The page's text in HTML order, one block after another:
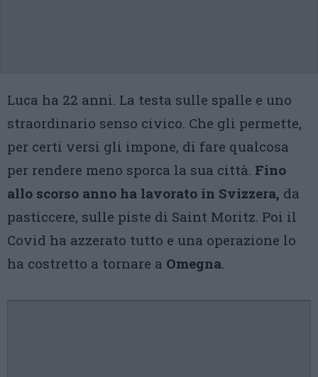
Luca ha 22 anni. La testa sulle spalle e uno
straordinario senso civico. Che gli permette,
per certi versi gli impone, di fare qualcosa
per rendere meno sporca la sua città. Fino
allo scorso anno ha lavorato in Svizzera, da
pasticcere, sulle piste di Saint Moritz. Poi il
Covid ha azzerato tutto e una operazione lo
ha costretto a tornare a Omegna.